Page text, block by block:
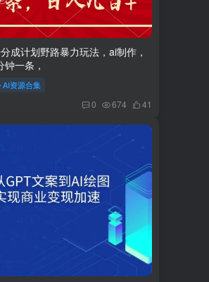
成计划野路暴力玩法，ai制作，
一条，
AI资源合集
0 674 41